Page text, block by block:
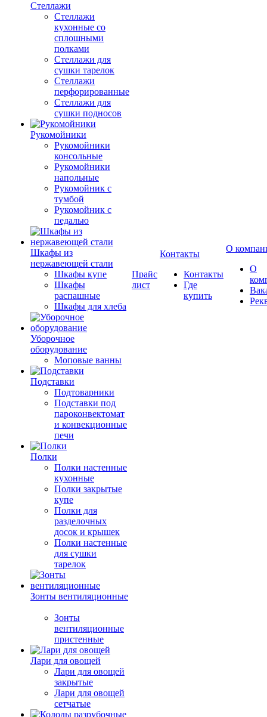
Стеллажи
Стеллажи
кухонные со
сплошными
полками
Стеллажи для
сушки тарелок
Стеллажи
перфорированные
Стеллажи для
сушки подносов
Рукомойники
Рукомойники
консольные
Рукомойники
напольные
Рукомойник с
тумбой
Рукомойник с
педалью
Шкафы из
нержавеющей стали
Шкафы купе
Шкафы
распашные
Шкафы для хлеба
Уборочное
оборудование
Моповые ванны
Подставки
Подтоварники
Подставки под
пароконвектомат
и конвекционные
печи
Полки
Полки настенные
кухонные
Полки закрытые
купе
Полки для
разделочных
досок и крышек
Полки настенные
для сушки
тарелок
Зонты вентиляционные
Зонты
вентиляционные
пристенные
Лари для овощей
Лари для овощей
закрытые
Лари для овощей
сетчатые
Прайс
лист
Контакты
Контакты
Где
купить
О
О